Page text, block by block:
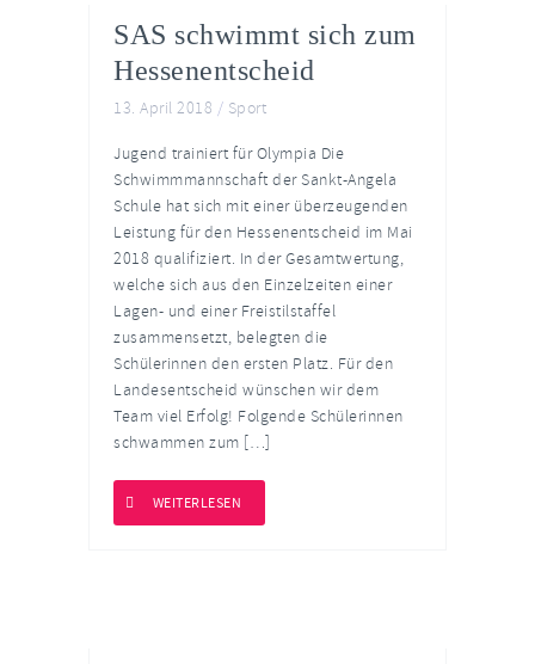
SAS schwimmt sich zum
Hessenentscheid
13. April 2018 / Sport
Jugend trainiert für Olympia Die
Schwimmmannschaft der Sankt-Angela
Schule hat sich mit einer überzeugenden
Leistung für den Hessenentscheid im Mai
2018 qualifiziert. In der Gesamtwertung,
welche sich aus den Einzelzeiten einer
Lagen- und einer Freistilstaffel
zusammensetzt, belegten die
Schülerinnen den ersten Platz. Für den
Landesentscheid wünschen wir dem
Team viel Erfolg! Folgende Schülerinnen
schwammen zum […]
WEITERLESEN